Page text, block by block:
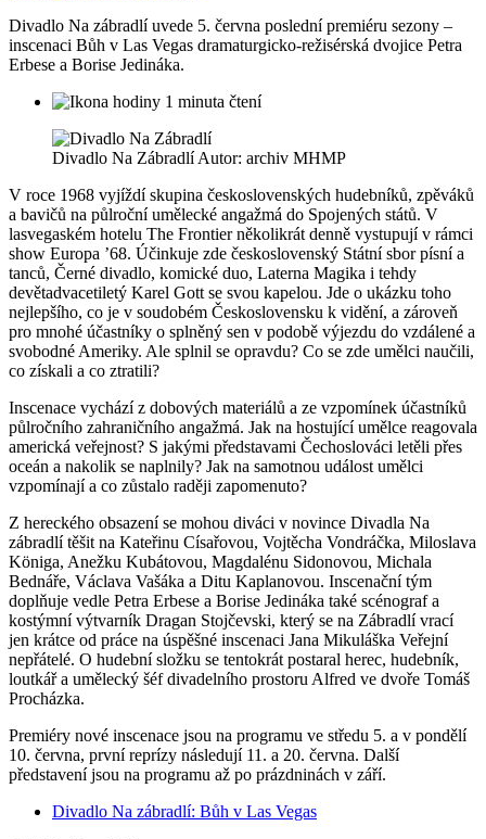
Divadlo Na zábradlí uvede 5. června poslední premiéru sezony –
inscenaci Bůh v Las Vegas dramaturgicko-režisérská dvojice Petra
Erbese a Borise Jedináka.
1 minuta čtení
Divadlo Na Zábradlí Autor: archiv MHMP
V roce 1968 vyjíždí skupina československých hudebníků, zpěváků
a bavičů na půlroční umělecké angažmá do Spojených států. V
lasvegaském hotelu The Frontier několikrát denně vystupují v rámci
show Europa ’68. Účinkuje zde československý Státní sbor písní a
tanců, Černé divadlo, komické duo, Laterna Magika i tehdy
devětadvacetiletý Karel Gott se svou kapelou. Jde o ukázku toho
nejlepšího, co je v soudobém Československu k vidění, a zároveň
pro mnohé účastníky o splněný sen v podobě výjezdu do vzdálené a
svobodné Ameriky. Ale splnil se opravdu? Co se zde umělci naučili,
co získali a co ztratili?
Inscenace vychází z dobových materiálů a ze vzpomínek účastníků
půlročního zahraničního angažmá. Jak na hostující umělce reagovala
americká veřejnost? S jakými představami Čechoslováci letěli přes
oceán a nakolik se naplnily? Jak na samotnou událost umělci
vzpomínají a co zůstalo raději zapomenuto?
Z hereckého obsazení se mohou diváci v novince Divadla Na
zábradlí těšit na Kateřinu Císařovou, Vojtěcha Vondráčka, Miloslava
Königa, Anežku Kubátovou, Magdalénu Sidonovou, Michala
Bednáře, Václava Vašáka a Ditu Kaplanovou. Inscenační tým
doplňuje vedle Petra Erbese a Borise Jedináka také scénograf a
kostýmní výtvarník Dragan Stojčevski, který se na Zábradlí vrací
jen krátce od práce na úspěšné inscenaci Jana Mikuláška Veřejní
nepřátelé. O hudební složku se tentokrát postaral herec, hudebník,
loutkář a umělecký šéf divadelního prostoru Alfred ve dvoře Tomáš
Procházka.
Premiéry nové inscenace jsou na programu ve středu 5. a v pondělí
10. června, první reprízy následují 11. a 20. června. Další
představení jsou na programu až po prázdninách v září.
Divadlo Na zábradlí: Bůh v Las Vegas